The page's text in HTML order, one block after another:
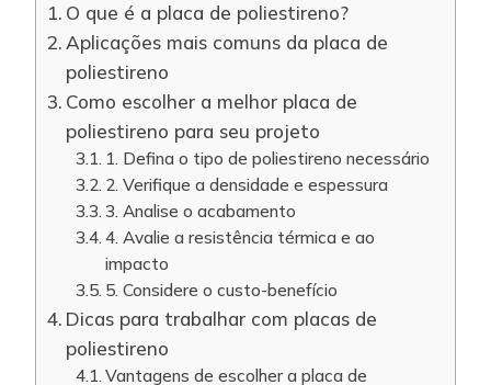
O que é a placa de poliestireno?
Aplicações mais comuns da placa de
poliestireno
Como escolher a melhor placa de
poliestireno para seu projeto
1. Defina o tipo de poliestireno necessário
2. Verifique a densidade e espessura
3. Analise o acabamento
4. Avalie a resistência térmica e ao
impacto
5. Considere o custo-benefício
Dicas para trabalhar com placas de
poliestireno
Vantagens de escolher a placa de